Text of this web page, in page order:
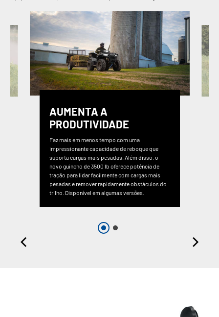
AUMENTA A
PRODUTIVIDADE
Faz mais em menos tempo com uma
impressionante capacidade de reboque que
suporta cargas mais pesadas. Além disso, o
novo guincho de 3500 lb oferece potência de
tração para lidar facilmente com cargas mais
pesadas e remover rapidamente obstáculos do
trilho. Disponível em algumas versões.